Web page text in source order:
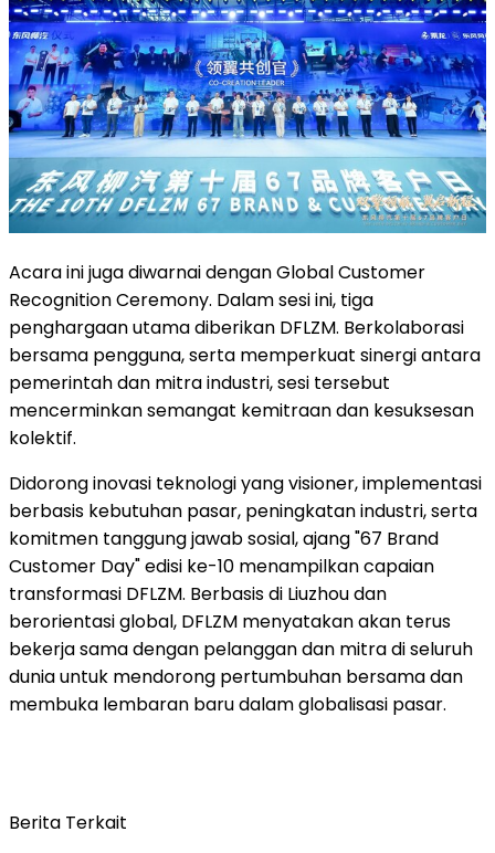
Acara ini juga diwarnai dengan Global Customer
Recognition Ceremony. Dalam sesi ini, tiga
penghargaan utama diberikan DFLZM. Berkolaborasi
bersama pengguna, serta memperkuat sinergi antara
pemerintah dan mitra industri, sesi tersebut
mencerminkan semangat kemitraan dan kesuksesan
kolektif.
Didorong inovasi teknologi yang visioner, implementasi
berbasis kebutuhan pasar, peningkatan industri, serta
komitmen tanggung jawab sosial, ajang "67 Brand
Customer Day" edisi ke-10 menampilkan capaian
transformasi DFLZM. Berbasis di Liuzhou dan
berorientasi global, DFLZM menyatakan akan terus
bekerja sama dengan pelanggan dan mitra di seluruh
dunia untuk mendorong pertumbuhan bersama dan
membuka lembaran baru dalam globalisasi pasar.
Berita Terkait